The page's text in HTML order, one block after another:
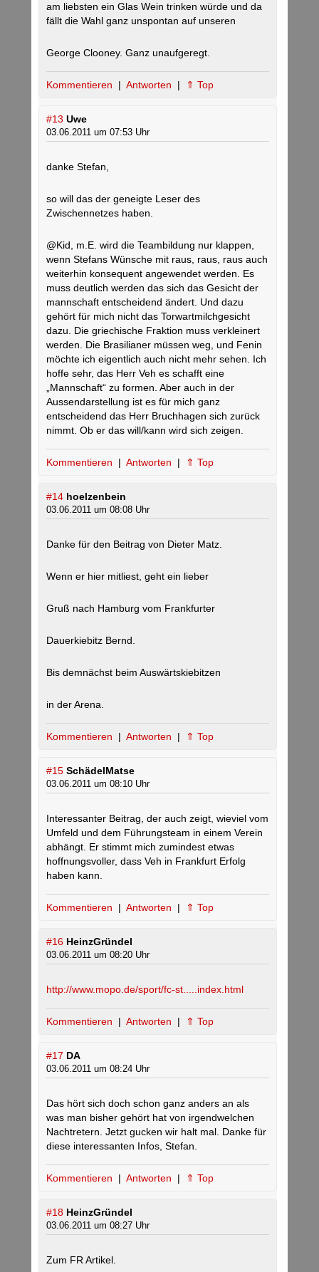
am liebsten ein Glas Wein trinken würde und da
fällt die Wahl ganz unspontan auf unseren
George Clooney. Ganz unaufgeregt.
Kommentieren | Antworten | ⇑ Top
#13 Uwe
03.06.2011 um 07:53 Uhr
danke Stefan,
so will das der geneigte Leser des
Zwischennetzes haben.
@Kid, m.E. wird die Teambildung nur klappen,
wenn Stefans Wünsche mit raus, raus, raus auch
weiterhin konsequent angewendet werden. Es
muss deutlich werden das sich das Gesicht der
mannschaft entscheidend ändert. Und dazu
gehört für mich nicht das Torwartmilchgesicht
dazu. Die griechische Fraktion muss verkleinert
werden. Die Brasilianer müssen weg, und Fenin
möchte ich eigentlich auch nicht mehr sehen. Ich
hoffe sehr, das Herr Veh es schafft eine
„Mannschaft“ zu formen. Aber auch in der
Aussendarstellung ist es für mich ganz
entscheidend das Herr Bruchhagen sich zurück
nimmt. Ob er das will/kann wird sich zeigen.
Kommentieren | Antworten | ⇑ Top
#14 hoelzenbein
03.06.2011 um 08:08 Uhr
Danke für den Beitrag von Dieter Matz.
Wenn er hier mitliest, geht ein lieber
Gruß nach Hamburg vom Frankfurter
Dauerkiebitz Bernd.
Bis demnächst beim Auswärtskiebitzen
in der Arena.
Kommentieren | Antworten | ⇑ Top
#15 SchädelMatse
03.06.2011 um 08:10 Uhr
Interessanter Beitrag, der auch zeigt, wieviel vom
Umfeld und dem Führungsteam in einem Verein
abhängt. Er stimmt mich zumindest etwas
hoffnungsvoller, dass Veh in Frankfurt Erfolg
haben kann.
Kommentieren | Antworten | ⇑ Top
#16 HeinzGründel
03.06.2011 um 08:20 Uhr
http://www.mopo.de/sport/fc-st.....index.html
Kommentieren | Antworten | ⇑ Top
#17 DA
03.06.2011 um 08:24 Uhr
Das hört sich doch schon ganz anders an als
was man bisher gehört hat von irgendwelchen
Nachtretern. Jetzt gucken wir halt mal. Danke für
diese interessanten Infos, Stefan.
Kommentieren | Antworten | ⇑ Top
#18 HeinzGründel
03.06.2011 um 08:27 Uhr
Zum FR Artikel.